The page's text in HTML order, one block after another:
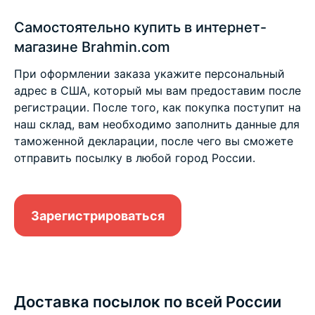
Самостоятельно купить в интернет-
магазине Brahmin.com
При оформлении заказа укажите персональный
адрес в США, который мы вам предоставим после
регистрации. После того, как покупка поступит на
наш склад, вам необходимо заполнить данные для
таможенной декларации, после чего вы сможете
отправить посылку в любой город России.
Зарегистрироваться
Доставка посылок по всей России